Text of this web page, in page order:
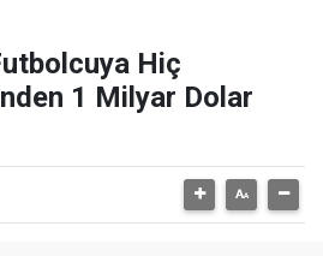
Hiç
1 Milyar Dolar